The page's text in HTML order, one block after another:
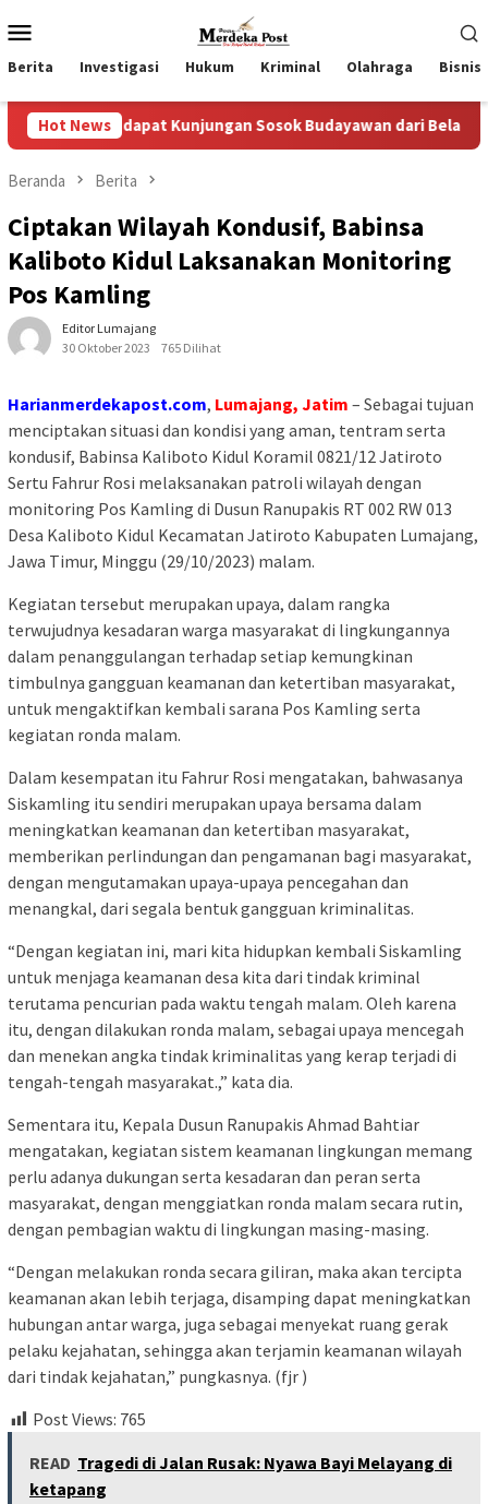
ke
kontenMobile
Berita Investigasi Hukum Kriminal Olahraga Bisnis
Hot News
Kunjungan Sosok Budayawan dari Belanda Mr. Crues
Beranda Berita
Ciptakan Wilayah Kondusif, Babinsa
Kaliboto Kidul Laksanakan Monitoring
Pos Kamling
Editor Lumajang
30 Oktober 2023
765 Dilihat
Harianmerdekapost.com, Lumajang, Jatim – Sebagai tujuan
menciptakan situasi dan kondisi yang aman, tentram serta
kondusif, Babinsa Kaliboto Kidul Koramil 0821/12 Jatiroto
Sertu Fahrur Rosi melaksanakan patroli wilayah dengan
monitoring Pos Kamling di Dusun Ranupakis RT 002 RW 013
Desa Kaliboto Kidul Kecamatan Jatiroto Kabupaten Lumajang,
Jawa Timur, Minggu (29/10/2023) malam.
Kegiatan tersebut merupakan upaya, dalam rangka
terwujudnya kesadaran warga masyarakat di lingkungannya
dalam penanggulangan terhadap setiap kemungkinan
timbulnya gangguan keamanan dan ketertiban masyarakat,
untuk mengaktifkan kembali sarana Pos Kamling serta
kegiatan ronda malam.
Dalam kesempatan itu Fahrur Rosi mengatakan, bahwasanya
Siskamling itu sendiri merupakan upaya bersama dalam
meningkatkan keamanan dan ketertiban masyarakat,
memberikan perlindungan dan pengamanan bagi masyarakat,
dengan mengutamakan upaya-upaya pencegahan dan
menangkal, dari segala bentuk gangguan kriminalitas.
“Dengan kegiatan ini, mari kita hidupkan kembali Siskamling
untuk menjaga keamanan desa kita dari tindak kriminal
terutama pencurian pada waktu tengah malam. Oleh karena
itu, dengan dilakukan ronda malam, sebagai upaya mencegah
dan menekan angka tindak kriminalitas yang kerap terjadi di
tengah-tengah masyarakat.,” kata dia.
Sementara itu, Kepala Dusun Ranupakis Ahmad Bahtiar
mengatakan, kegiatan sistem keamanan lingkungan memang
perlu adanya dukungan serta kesadaran dan peran serta
masyarakat, dengan menggiatkan ronda malam secara rutin,
dengan pembagian waktu di lingkungan masing-masing.
“Dengan melakukan ronda secara giliran, maka akan tercipta
keamanan akan lebih terjaga, disamping dapat meningkatkan
hubungan antar warga, juga sebagai menyekat ruang gerak
pelaku kejahatan, sehingga akan terjamin keamanan wilayah
dari tindak kejahatan,” pungkasnya. (fjr )
Post Views: 765
READ Tragedi di Jalan Rusak: Nyawa Bayi Melayang di
ketapang